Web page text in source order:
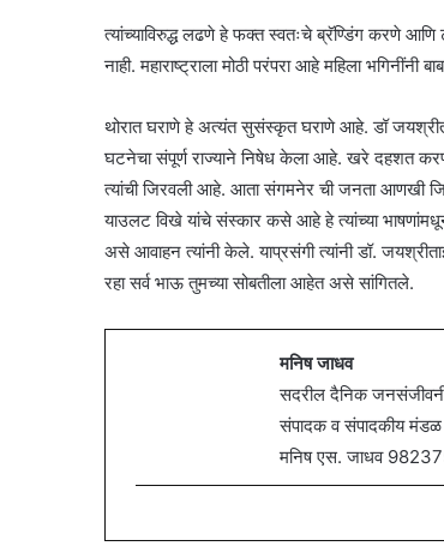
त्यांच्याविरुद्ध लढणे हे फक्त स्वतःचे ब्रॅण्डिंग करणे आणि
नाही. महाराष्ट्राला मोठी परंपरा आहे महिला
थोरात घराणे हे अत्यंत सुसंस्कृत घराणे आहे. डॉ
घटनेचा संपूर्ण राज्याने निषेध केला आहे. खरे दहशत
त्यांची जिरवली आहे. आता संगमनेर ची जनता आणखी
याउलट विखे यांचे संस्कार कसे आहे हे त्यांच्या
असे आवाहन त्यांनी केले. याप्रसंगी त्यांनी डॉ.
रहा सर्व भाऊ तुमच्या सोबतीला आहेत असे सांगितले.
मनिष जाधव
सदरील दैनिक जनसंजीवनी
संपादक व संपादकीय मंडळ
मनिष एस. जाधव